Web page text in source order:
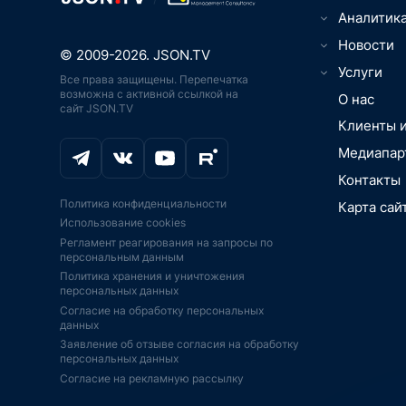
© 2009-2026. JSON.TV
Все права защищены. Перепечатка
возможна с активной ссылкой на
сайт JSON.TV
Политика конфиденциальности
Использование cookies
Регламент реагирования на запросы по
персональным данным
Политика хранения и уничтожения
персональных данных
Согласие на обработку персональных
данных
Заявление об отзыве согласия на обработку
персональных данных
Согласие на рекламную рассылку
Телематика,
связь,
ИТ-рынок,
технологии,
BigData,
IoT, АСУ ТП,
ТВ, видео-,
ИТ, ПО,
интеграция
Транспорт,
автомобили
Аддитивные
Новости
Менеджмент
Дроны,
вещей,
Аддитивные
Услуги
О НАС
РЫНКИ.
IPO,
О нас
Клиенты
Контакты
Карта